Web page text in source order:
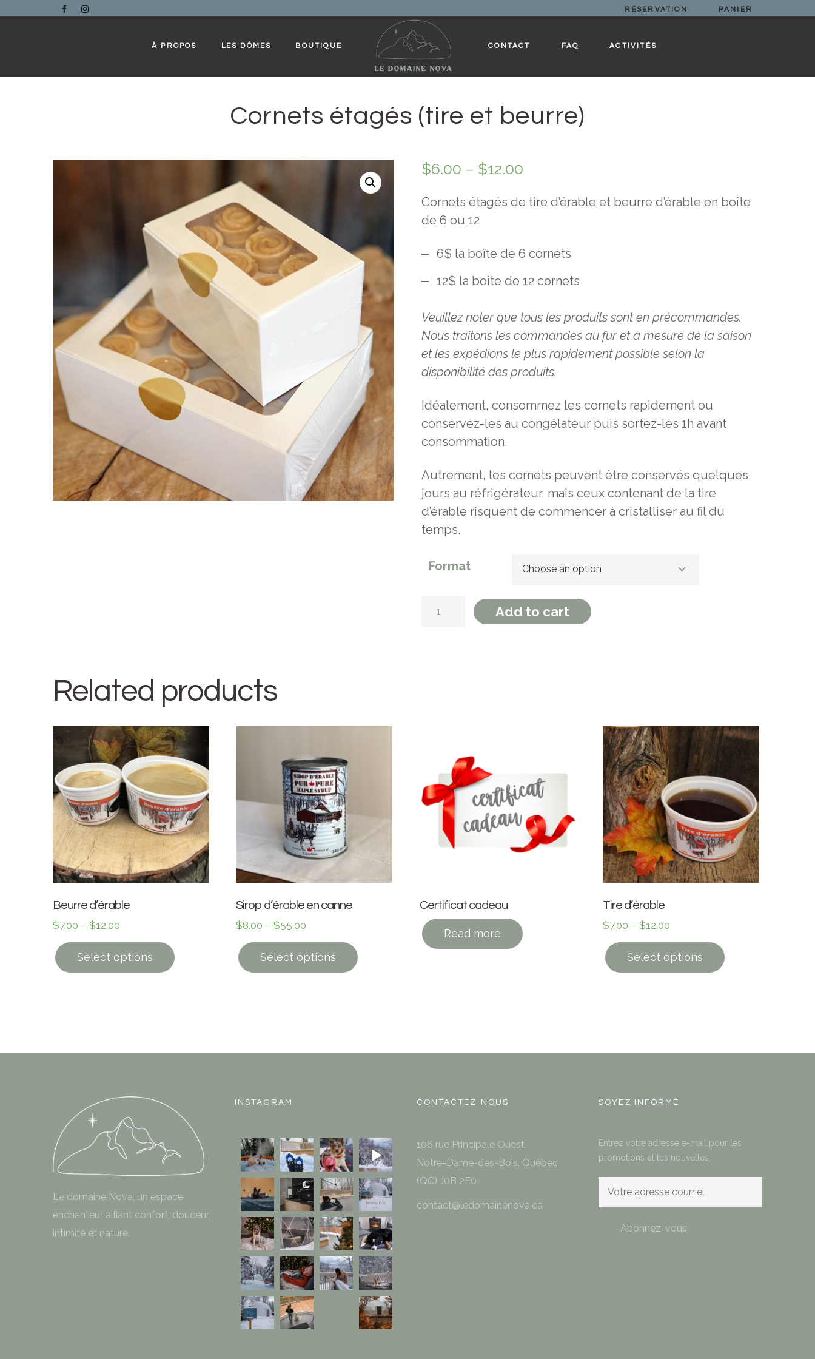
Skip to content PANIER
RÉSERVATION
À PROPOS LES DÔMES BOUTIQUE ACTIVITÉS
FAQ
CONTACT
Cornets étagés (tire et beurre)
$6.00 – $12.00
Cornets étagés de tire d’érable et beurre d’érable en boîte
de 6 ou 12
6$ la boîte de 6 cornets
12$ la boîte de 12 cornets
Veuillez noter que tous les produits sont en précommandes.
Nous traitons les commandes aufur et à mesure de la saison
et les expédions le plus rapidement possible selon la
disponibilitédes produits.
Idéalement, consommez les cornets rapidement ou
conservez-les au congélateur puis sortez-les 1h avant
consommation.
Autrement, les cornets peuvent être conservés quelques
jours au réfrigérateur, mais ceux contenant de la tire
d’érable risquent de commencer à cristalliser au fil du
temps.
Format Choose an option
Cornets étagés (tire et beurre) quantity
Add to cart
Related products
Beurre d’érable
$7.00 – $12.00
Select options
Sirop d’érable en canne
$8.00 –$55.00
Select options
Certificat cadeau
Read more
Tire d’érable
$7.00 –$12.00
Select options
Le domaine Nova, un espace
enchanteur alliant confort, douceur,
intimité et nature.
INSTAGRAM CONTACTEZ-NOUS
106 rue Principale Ouest,
Notre-Dame-des-Bois, Québec
(QC) J0B 2E0
contact@ledomainenova.ca
SOYEZ INFORMÉ
Entrez votre adresse e-mail pour les
promotions et les nouvelles.